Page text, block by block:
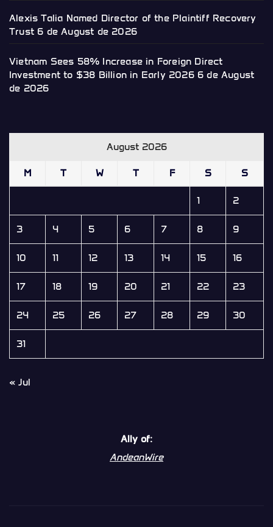
Alexis Talia Named Director of the Plaintiff Recovery
Trust 6 de August de 2026
Vietnam Sees 58% Increase in Foreign Direct
Investment to $38 Billion in Early 2026 6 de August
de 2026
August 2026
M T W T F S S
1 2
3 4 5 6 7 8 9
10 11 12 13 14 15 16
17 18 19 20 21 22 23
24 25 26 27 28 29 30
31
« Jul
Ally of:
AndeanWire